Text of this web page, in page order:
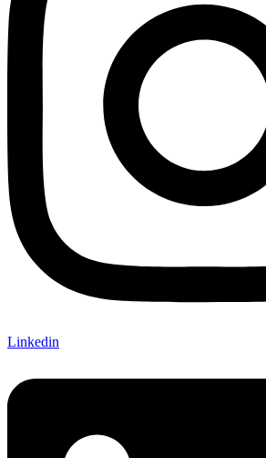
Linkedin